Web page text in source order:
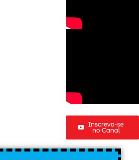
Inscreva-se
no Canal